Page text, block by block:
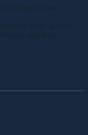
var inget vi hade
för tredje gången.
plus flera